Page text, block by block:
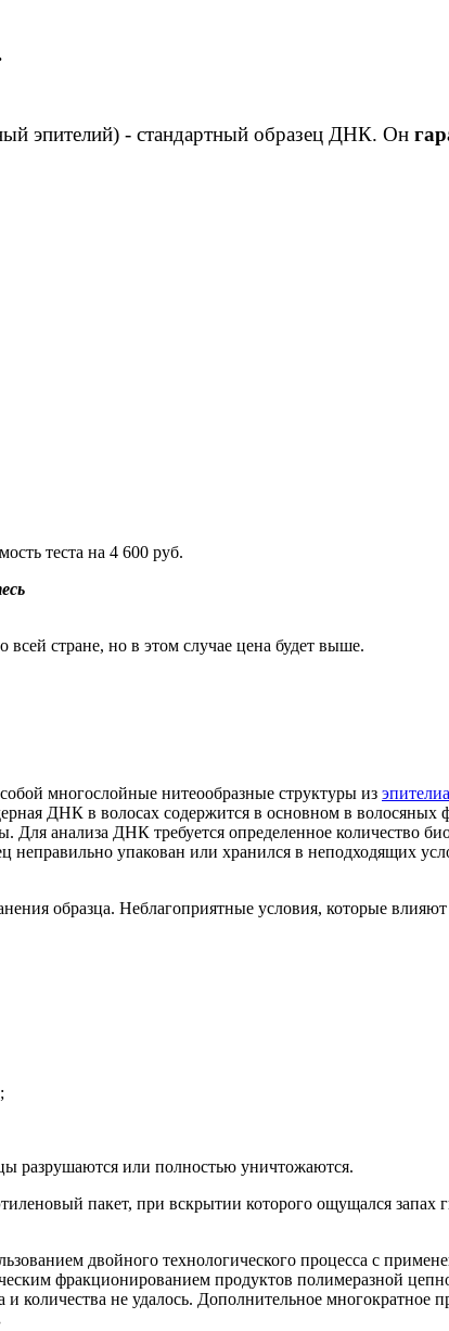
эпителий) - стандартный образец ДНК. Он
теста на 4 600 руб.
стране, но в этом случае цена будет выше.
многослойные нитеообразные структуры из
ДНК в волосах содержится в основном в волосяных
Для анализа ДНК требуется определенное количество
неправильно упакован или хранился в неподходящих
образца. Неблагоприятные условия, которые влияют
разрушаются или полностью уничтожаются.
пакет, при вскрытии которого ощущался запах
двойного технологического процесса с
фракционированием продуктов полимеразной
количества не удалось. Дополнительное многократное п